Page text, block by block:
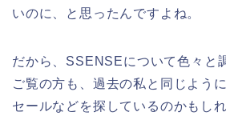
いのに、と思ったんですよね。
だから、SSENSEについて色々と
ご覧の方も、過去の私と同じよう
セールなどを探しているのかもしれ